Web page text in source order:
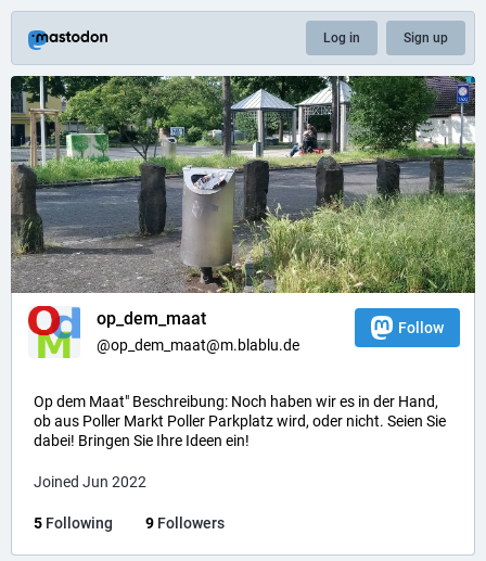
Log in Sign up
op_dem_maat
@op_dem_maat@m.blablu.de
Follow
Op dem Maat" Beschreibung: Noch haben wir es in der Hand,
ob aus Poller Markt Poller Parkplatz wird, oder nicht. Seien Sie
dabei! Bringen Sie Ihre Ideen ein!
Joined Jun 2022
5 Following 9 Followers